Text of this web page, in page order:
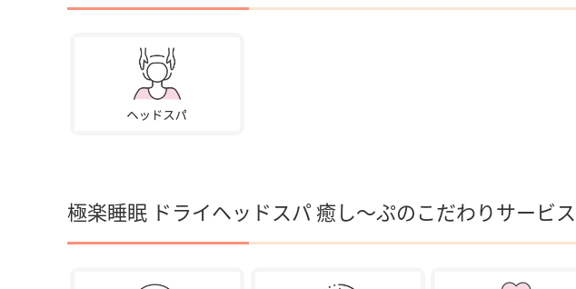
極楽睡眠 ドライヘッドスパ 癒し～ぷのこだわりサービス